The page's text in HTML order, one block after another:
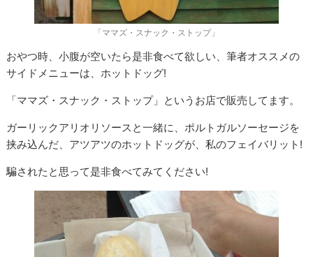
「ママズ・スナック・ストップ」
おやつ時、小腹が空いたら是非食べて欲しい、筆者オススメの
サイドメニューは、ホットドッグ!
「ママズ・スナック・ストップ」というお店で販売してます。
ガーリックアリオリソースと一緒に、ポルトガルソーセージを
挟み込んだ、アツアツのホットドッグが、私のフェイバリット!
騙されたと思って是非食べてみてください!